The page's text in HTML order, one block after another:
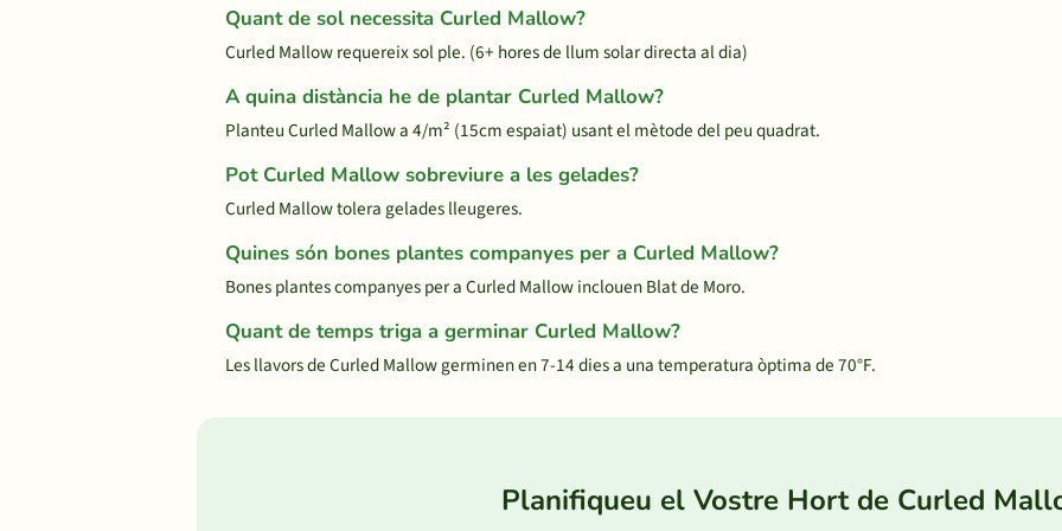
Quant de sol necessita Curled Mallow?
Curled Mallow requereix sol ple. (6+ hores de llum solar directa al dia)
A quina distància he de plantar Curled Mallow?
Planteu Curled Mallow a 4/m² (15cm espaiat) usant el mètode del peu quadrat.
Pot Curled Mallow sobreviure a les gelades?
Curled Mallow tolera gelades lleugeres.
Quines són bones plantes companyes per a Curled Mallow?
Bones plantes companyes per a Curled Mallow inclouen Blat de Moro.
Quant de temps triga a germinar Curled Mallow?
Les llavors de Curled Mallow germinen en 7-14 dies a una temperatura òptima de 70°F.
Planifiqueu el Vostre Hort de Curled